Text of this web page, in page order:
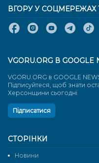
СТОРІНКИ
Новини
ВГОРУ У СОЦМЕРЕЖАХ
VGORU.ORG В GOOGLE
VGORU.ORG в GOOGLE
Підписуйтеся, щоб знати
Херсонщини сьогодні
Підписатися